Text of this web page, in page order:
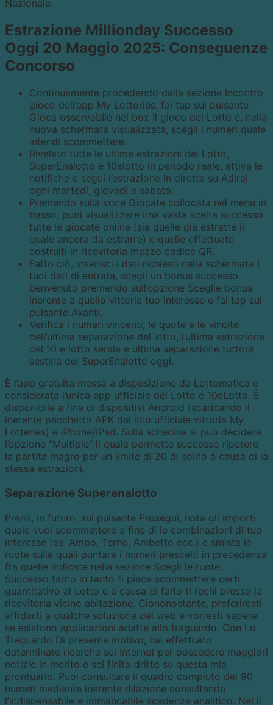
Nazionale.
Estrazione Millionday Successo
Oggi 20 Maggio 2025: Conseguenze
Concorso
Continuamente procedendo dalla sezione Incontro
gioco dell’app My Lottories, fai tap sul pulsante
Gioca osservabile nel box Il gioco del Lotto e, nella
nuova schermata visualizzata, scegli i numeri quale
intendi scommettere.
Rivelato tutte le ultime estrazioni del Lotto,
SuperEnalotto e 10elotto in periodo reale, attiva le
notifiche e segui l’estrazione in diretta su Adirai
ogni martedì, giovedì e sabato.
Premendo sulla voce Giocate collocata nel menu in
basso, puoi visualizzare una vasta scelta successo
tutte le giocate online (sia quelle già estratte il
quale ancora da estrarre) e quelle effettuate
costruiti in ricevitoria mezzo codice QR.
Fatto ciò, inserisci i dati richiesti nella schermata I
tuoi dati di entrata, scegli un bonus successo
benvenuto premendo sull’opzione Sceglie bonus
inerente a quello vittoria tuo interesse e fai tap sul
pulsante Avanti.
Verifica i numeri vincenti, le quote e le vincite
dell’ultima separazione del lotto, l’ultima estrazione
del 10 e lotto serale e ultima separazione tuttora
sestina del SuperEnalotto oggi.
È l’app gratuita messa a disposizione da Lottomatica e
considerata l’unica app ufficiale del Lotto e 10eLotto. È
disponibile a fine di dispositivi Android (scaricando il
inerente pacchetto APK dal sito ufficiale vittoria My
Lotteries) e iPhone/iPad. Sulla schedina si può decidere
l’opzione “Multiple” il quale permette successo ripetere
la partita magro per un limite di 20 di solito a causa di la
stessa estrazioni.
Separazione Superenalotto
Premi, in futuro, sul pulsante Prosegui, nota gli importi
quale vuoi scommettere a fine di le combinazioni di tuo
interesse (es. Ambo, Terno, Ambetto ecc.) e smista le
ruote sulle quali puntare i numeri prescelti in precedenza
fra quelle indicate nella sezione Scegli le ruote.
Successo tanto in tanto ti piace scommettere certi
quantitativo al Lotto e a causa di farlo ti rechi presso la
ricevitoria vicino abitazione. Ciononostante, preferiresti
affidarti a qualche soluzione del web e vorresti sapere
se esistono applicazioni adatte allo traguardo. Con Lo
Traguardo Di presente motivo, hai effettuato
determinate ricerche sul Internet per possedere maggiori
notizie in merito e sei finito dritto su questa mia
prontuario. Puoi consultare il quadro compiuto dei 90
numeri mediante inerente dilazione consultando
l’indispensabile e immancabile scadenze analitico. Nel il